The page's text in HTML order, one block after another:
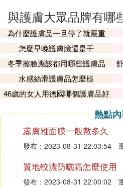
以上內容參考：網路-雅詩·
❺ 女人護膚品十大排名
女士護膚品十大品牌有：蘭
嬌韻詩、資生堂、嬌蘭、萊
鑰、赫蓮娜。
tjean（阿曼達·珀蒂讓）創
的高端化妝品品牌，蘭蔻涉
辯等多個產品領域，主要面
高，年齡在25～40歲的成熟
如何挑選適合自己的護膚品
與護膚大眾品牌有哪
為什麼護膚品一旦停了就嚴重
怎麼早晚護膚臉還是干
冬季擦臉應該都用哪些護膚品
水感絲滑護膚品怎麼樣
46歲的女人用德國哪個護膚品好
熱點
蕊膚雅面膜一般敷多久
發布：2023-08-31 22:03:54
質地較濃防曬霜怎麼使用
發布：2023-08-31 22:00:02